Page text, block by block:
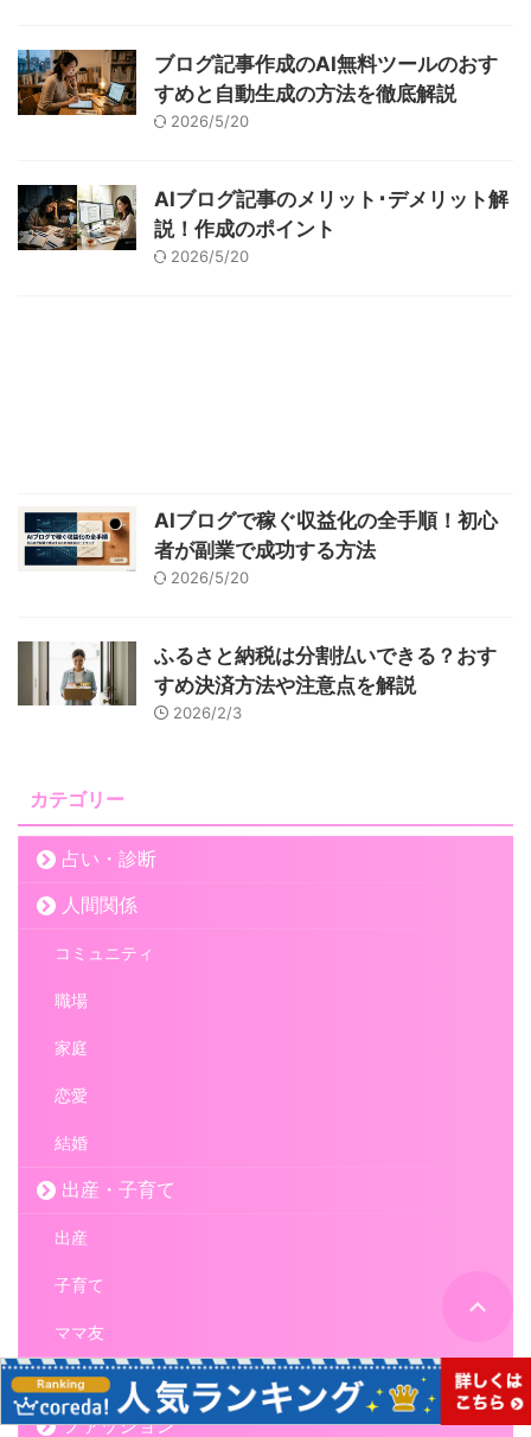
ブログ記事作成のAI無料ツールのおす
すめと自動生成の方法を徹底解説
2026/5/20
AIブログ記事のメリット･デメリット解
説！作成のポイント
2026/5/20
AIブログで稼ぐ収益化の全手順！初心
者が副業で成功する方法
2026/5/20
ふるさと納税は分割払いできる？おす
すめ決済方法や注意点を解説
2026/2/3
カテゴリー
占い・診断
人間関係
コミュニティ
職場
家庭
恋愛
結婚
出産・子育て
出産
子育て
ママ友
ライフスタイル
ファッション